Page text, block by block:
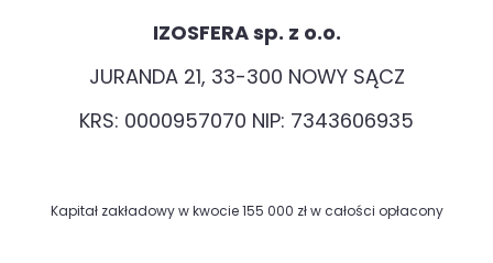
IZOSFERA sp. z o.o.
JURANDA 21, 33-300 NOWY SĄCZ
KRS: 0000957070 NIP: 7343606935
Kapitał zakładowy w kwocie 155 000 zł w całości opłacony